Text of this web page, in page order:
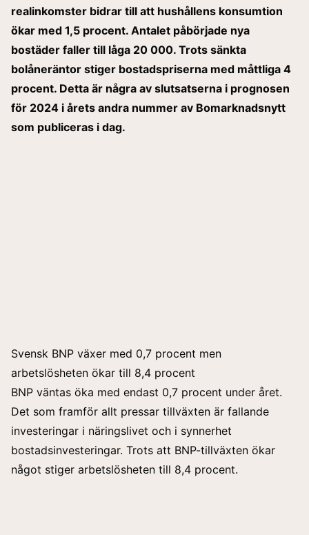
realinkomster bidrar till att hushållens konsumtion
ökar med 1,5 procent. Antalet påbörjade nya
bostäder faller till låga 20 000. Trots sänkta
bolåneräntor stiger bostadspriserna med måttliga 4
procent. Detta är några av slutsatserna i prognosen
för 2024 i årets andra nummer av Bomarknadsnytt
som publiceras i dag.
Svensk BNP växer med 0,7 procent men
arbetslösheten ökar till 8,4 procent
BNP väntas öka med endast 0,7 procent under året.
Det som framför allt pressar tillväxten är fallande
investeringar i näringslivet och i synnerhet
bostadsinvesteringar. Trots att BNP-tillväxten ökar
något stiger arbetslösheten till 8,4 procent.